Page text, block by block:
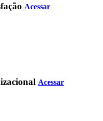
Acessar
Acessar